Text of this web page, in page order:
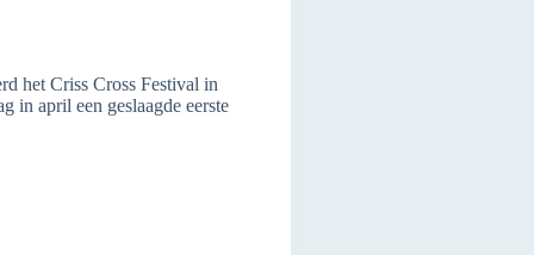
het Criss Cross Festival in
in april een geslaagde eerste